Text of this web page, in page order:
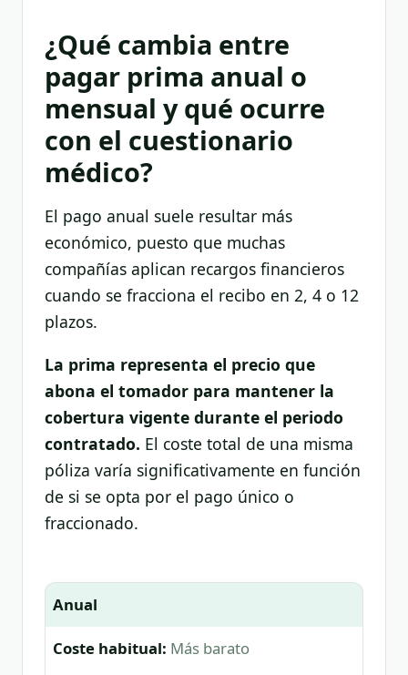
¿Qué cambia entre
pagar prima anual o
mensual y qué ocurre
con el cuestionario
médico?
El pago anual suele resultar más
económico, puesto que muchas
compañías aplican recargos financieros
cuando se fracciona el recibo en 2, 4 o 12
plazos.
La prima representa el precio que
abona el tomador para mantener la
cobertura vigente durante el periodo
contratado. El coste total de una misma
póliza varía significativamente en función
de si se opta por el pago único o
fraccionado.
Anual
Más barato